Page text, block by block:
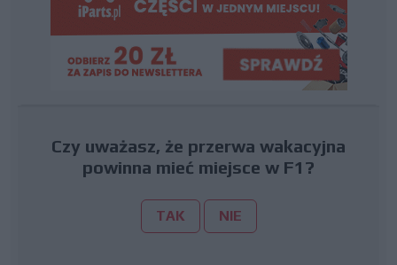
Czy uważasz, że przerwa wakacyjna
powinna mieć miejsce w F1?
TAK NIE